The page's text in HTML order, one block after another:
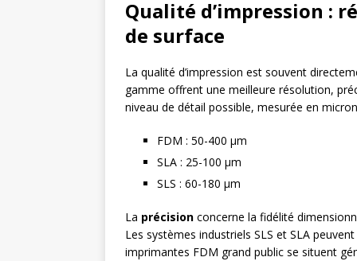
Qualité d’impression :
de surface
La qualité d’impression est souvent
gamme offrent une meilleure résolution,
niveau de détail possible, mesurée en
FDM : 50-400 µm
SLA : 25-100 µm
SLS : 60-180 µm
La précision concerne la fidélité
Les systèmes industriels SLS et SLA
imprimantes FDM grand public se situent